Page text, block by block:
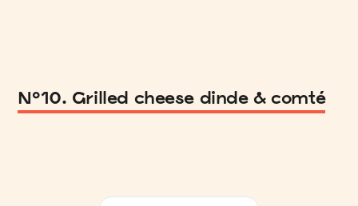
N°10. Grilled cheese dinde & comté